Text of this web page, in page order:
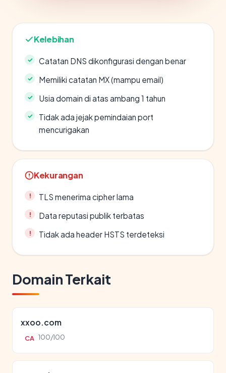
Kelebihan
Catatan DNS dikonfigurasi dengan benar
Memiliki catatan MX (mampu email)
Usia domain di atas ambang 1 tahun
Tidak ada jejak pemindaian port
mencurigakan
Kekurangan
TLS menerima cipher lama
Data reputasi publik terbatas
Tidak ada header HSTS terdeteksi
Domain Terkait
xxoo.com
CA 100/100